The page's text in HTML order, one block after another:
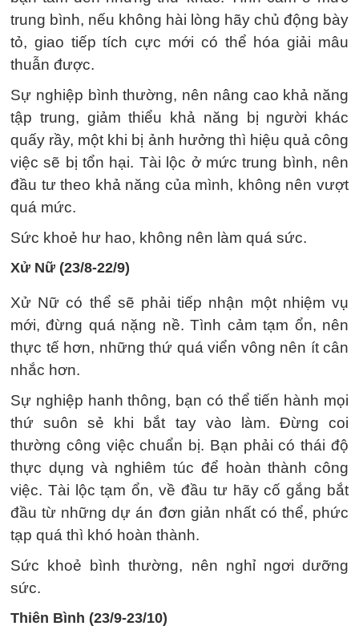
trung bình, nếu không hài lòng hãy chủ động bày
tỏ, giao tiếp tích cực mới có thể hóa giải mâu
thuẫn được.
Sự nghiệp bình thường, nên nâng cao khả năng
tập trung, giảm thiểu khả năng bị người khác
quấy rầy, một khi bị ảnh hưởng thì hiệu quả công
việc sẽ bị tổn hại. Tài lộc ở mức trung bình, nên
đầu tư theo khả năng của mình, không nên vượt
quá mức.
Sức khoẻ hư hao, không nên làm quá sức.
Xử Nữ (23/8-22/9)
Xử Nữ có thể sẽ phải tiếp nhận một nhiệm vụ
mới, đừng quá nặng nề. Tình cảm tạm ổn, nên
thực tế hơn, những thứ quá viển vông nên ít cân
nhắc hơn.
Sự nghiệp hanh thông, bạn có thể tiến hành mọi
thứ suôn sẻ khi bắt tay vào làm. Đừng coi
thường công việc chuẩn bị. Bạn phải có thái độ
thực dụng và nghiêm túc để hoàn thành công
việc. Tài lộc tạm ổn, về đầu tư hãy cố gắng bắt
đầu từ những dự án đơn giản nhất có thể, phức
tạp quá thì khó hoàn thành.
Sức khoẻ bình thường, nên nghỉ ngơi dưỡng
sức.
Thiên Bình (23/9-23/10)